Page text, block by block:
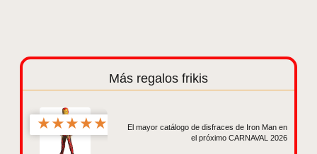
Más regalos frikis
★★★★★
El mayor catálogo de disfraces de Iron Man en
el próximo CARNAVAL 2026